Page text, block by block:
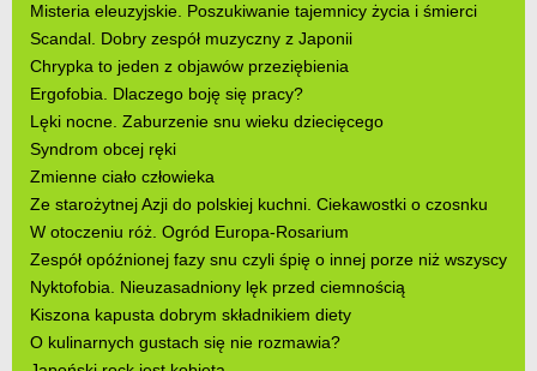
Misteria eleuzyjskie. Poszukiwanie tajemnicy życia i śmierci
Scandal. Dobry zespół muzyczny z Japonii
Chrypka to jeden z objawów przeziębienia
Ergofobia. Dlaczego boję się pracy?
Lęki nocne. Zaburzenie snu wieku dziecięcego
Syndrom obcej ręki
Zmienne ciało człowieka
Ze starożytnej Azji do polskiej kuchni. Ciekawostki o czosnku
W otoczeniu róż. Ogród Europa-Rosarium
Zespół opóźnionej fazy snu czyli śpię o innej porze niż wszyscy
Nyktofobia. Nieuzasadniony lęk przed ciemnością
Kiszona kapusta dobrym składnikiem diety
O kulinarnych gustach się nie rozmawia?